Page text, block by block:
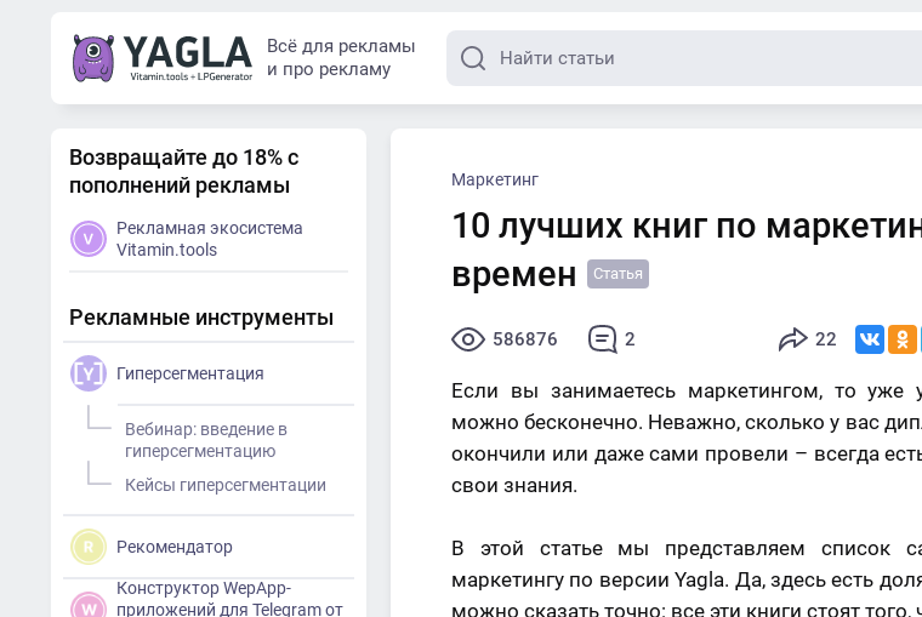
Всё для рекламы
и про рекламу
Маркетинг
10 лучших книг по
времен
Статья
586876 2 22
Если вы занимаетесь маркетингом, то уже
можно бесконечно. Неважно, сколько у вас
окончили или даже сами провели – всегда
свои знания.
В этой статье мы представляем список
маркетингу по версии Yagla. Да, здесь есть
можно сказать точно: все эти книги стоят того,
Возвращайте до 18% с
пополнений рекламы
Рекламная экосистема
Vitamin.tools
Рекламные инструменты
Гиперсегментация
Вебинар: введение в
гиперсегментацию
Кейсы гиперсегментации
Рекомендатор
Конструктор WepApp-
приложений для Telegram от